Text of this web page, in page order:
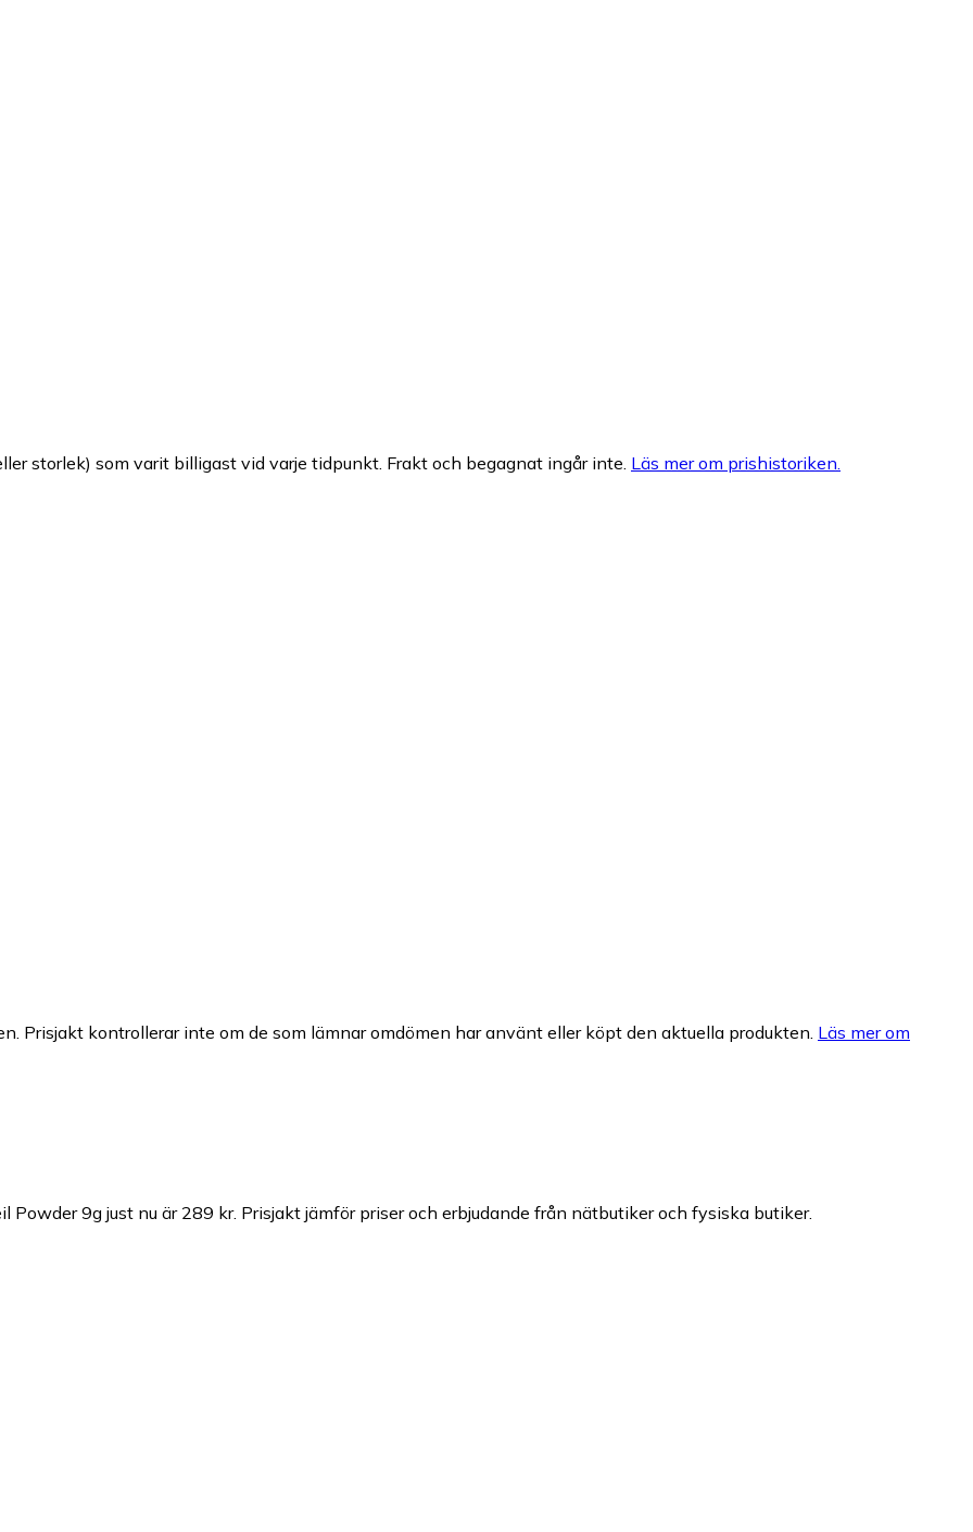
storlek) som varit billigast vid varje tidpunkt. Frakt och begagnat ingår inte. Läs mer om prishistoriken.
Prisjakt kontrollerar inte om de som lämnar omdömen har använt eller köpt den aktuella produkten. Läs mer om
Powder 9g just nu är 289 kr. Prisjakt jämför priser och erbjudande från nätbutiker och fysiska butiker.